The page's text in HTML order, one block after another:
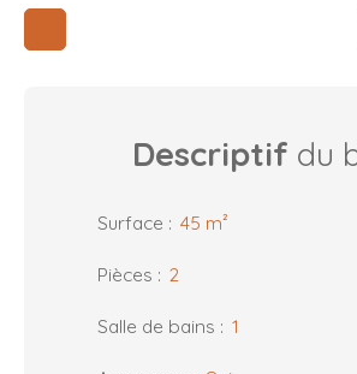
Descriptif du
Surface : 45 m²
Pièces : 2
Salle de bains : 1